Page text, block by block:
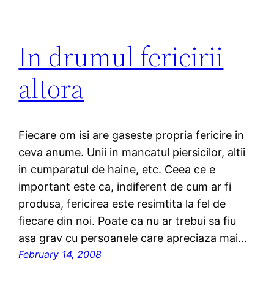
In drumul fericirii
altora
Fiecare om isi are gaseste propria fericire in
ceva anume. Unii in mancatul piersicilor, altii
in cumparatul de haine, etc. Ceea ce e
important este ca, indiferent de cum ar fi
produsa, fericirea este resimtita la fel de
fiecare din noi. Poate ca nu ar trebui sa fiu
asa grav cu persoanele care apreciaza mai…
February 14, 2008